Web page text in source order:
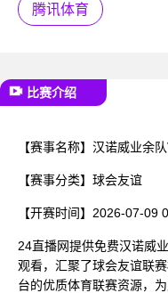
腾讯体育
比赛介绍
【赛事名称】 汉诺威业余
【赛事分类】 球会友谊
【开赛时间】 2026-07-09
24直播网提供免费汉诺威
观看，汇聚了球会友谊联
台的优质体育联赛资源，